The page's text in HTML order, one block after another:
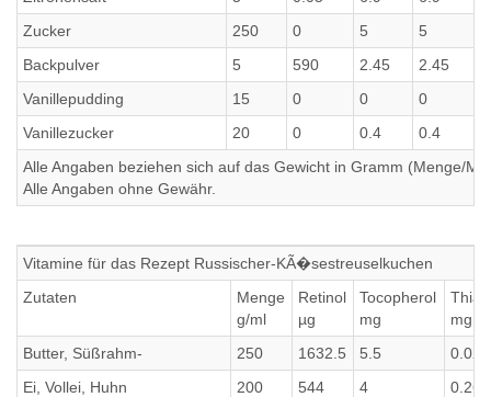
Zucker
250 0 5 5
Backpulver
5 590 2.45 2.45
Vanillepudding
15 0 0 0
Vanillezucker
20 0 0.4 0.4
Alle Angaben beziehen sich auf das Gewicht in Gramm (Menge/
Alle Angaben ohne Gewähr.
Vitamine für das Rezept Russischer-KÃ�sestreuselkuchen
Zutaten
Menge
g/ml
Retinol
µg
Tocopherol
mg
mg
Butter, Süßrahm-
250 1632.5 5.5
0.025
Ei, Vollei, Huhn
200 544 4
0.26